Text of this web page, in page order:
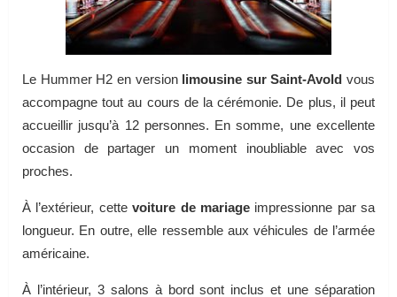
Le Hummer H2 en version limousine sur Saint-Avold vous
accompagne tout au cours de la cérémonie. De plus, il peut
accueillir jusqu’à 12 personnes. En somme, une excellente
occasion de partager un moment inoubliable avec vos
proches.
À l’extérieur, cettevoiture de mariageimpressionne par sa
longueur. En outre, elle ressemble aux véhicules de l’armée
américaine.
À l’intérieur, 3 salons à bord sont inclus et une séparation